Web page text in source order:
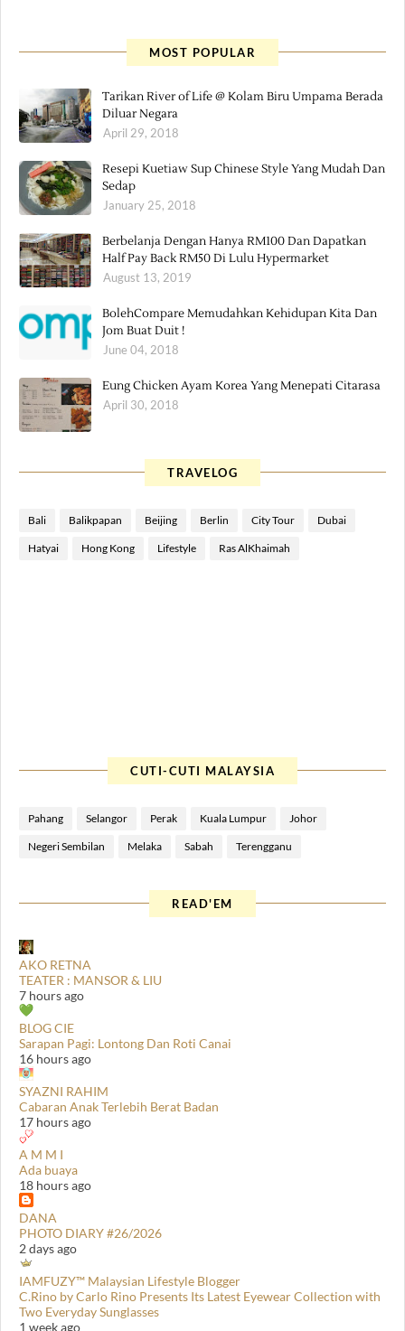
MOST POPULAR
Tarikan River of Life @ Kolam Biru Umpama Berada
Diluar Negara
April 29, 2018
Resepi Kuetiaw Sup Chinese Style Yang Mudah Dan
Sedap
January 25, 2018
Berbelanja Dengan Hanya RM100 Dan Dapatkan
Half Pay Back RM50 Di Lulu Hypermarket
August 13, 2019
BolehCompare Memudahkan Kehidupan Kita Dan
Jom Buat Duit !
June 04, 2018
Eung Chicken Ayam Korea Yang Menepati Citarasa
April 30, 2018
TRAVELOG
Bali Balikpapan Beijing Berlin City Tour Dubai
Hatyai Hong Kong Lifestyle Ras AlKhaimah
CUTI-CUTI MALAYSIA
Pahang Selangor Perak Kuala Lumpur Johor
Negeri Sembilan Melaka Sabah Terengganu
READ'EM
AKO RETNA
TEATER : MANSOR & LIU
7 hours ago
BLOG CIE
Sarapan Pagi: Lontong Dan Roti Canai
16 hours ago
SYAZNI RAHIM
Cabaran Anak Terlebih Berat Badan
17 hours ago
A M M I
Ada buaya
18 hours ago
DANA
PHOTO DIARY #26/2026
2 days ago
IAMFUZY™ Malaysian Lifestyle Blogger
C.Rino by Carlo Rino Presents Its Latest Eyewear Collection with
Two Everyday Sunglasses
1 week ago